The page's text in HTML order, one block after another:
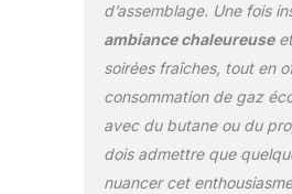
【
d’assemblage. Une fois
ambiance chaleureuseet
soirées fraîches, tout en
consommation de gaz
avec du butane ou du
dois admettre que
nuancer cet